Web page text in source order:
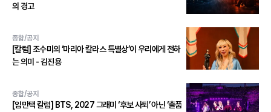
의 경고
종합/공지
[칼럼] 조수미의 ‘마리아 칼라스 특별상’이 우리에게 전하
는 의미 - 김진용
종합/공지
[임만택 칼럼] BTS, 2027 그래미 ‘후보 사퇴’ 아닌 ‘출품